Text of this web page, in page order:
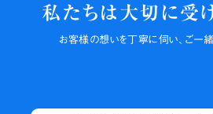
私たちは大切に受
お客様の想いを丁寧に伺い、 ご一